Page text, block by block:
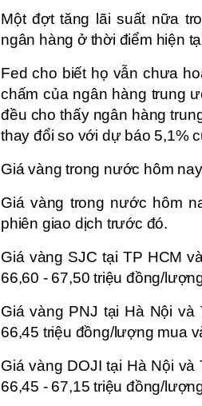
Một đợt tăng lãi suất nữa
ngân hàng ở thời điểm hiện
Fed cho biết họ vẫn chưa
chấm của ngân hàng trung
đều cho thấy ngân hàng
thay đổi so với dự báo 5,1%
Giá vàng trong nước hôm nay
Giá vàng trong nước hôm
phiên giao dịch trước đó.
Giá vàng SJC tại TP HCM
66,60 - 67,50 triệu đồng/
Giá vàng PNJ tại Hà Nội
66,45 triệu đồng/lượng mua
Giá vàng DOJI tại Hà Nội
66,45 - 67,15 triệu đồng/